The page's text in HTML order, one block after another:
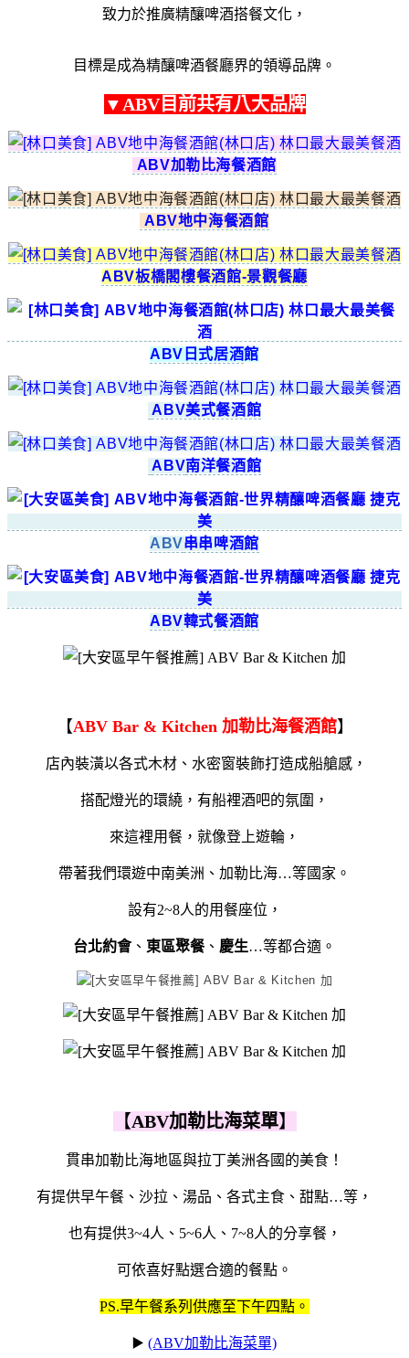
致力於推廣精釀啤酒搭餐文化，
目標是成為精釀啤酒餐廳界的領導品牌。
▼ ABV目前共有八大品牌
ABV加勒比海餐酒館
ABV地中海餐酒館
ABV板橋閣樓餐酒館-景觀餐廳
ABV日式居酒館
ABV美式餐酒館
ABV南洋餐酒館
ABV串串啤酒館
ABV韓式餐酒館
【ABV Bar & Kitchen 加勒比海餐酒館】
店內裝潢以各式木材、水密窗裝飾打造成船艙感，
搭配燈光的環繞，有船裡酒吧的氛圍，
來這裡用餐，就像登上遊輪，
帶著我們環遊中南美洲、加勒比海…等國家。
設有2~8人的用餐座位，
台北約會、 東區聚餐、 慶生…等都合適。
【ABV加勒比海菜單】
貫串加勒比海地區與拉丁美洲各國的美食！
有提供早午餐、沙拉、湯品、各式主食、甜點…等，
也有提供3~4人、5~6人、7~8人的分享餐，
可依喜好點選合適的餐點。
PS.早午餐系列供應至下午四點。
▶️ (ABV加勒比海菜單)